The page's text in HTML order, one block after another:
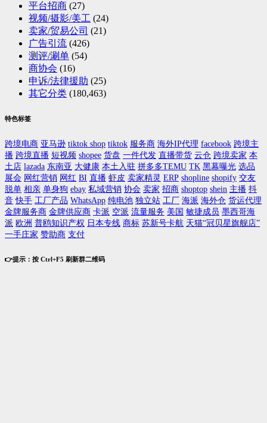
平台招商 (27)
视频/摄影/美工 (24)
卖家/贸易公司 (21)
广告引流 (426)
测评/涮单 (54)
商协会 (16)
申诉/法律援助 (25)
其它分类 (180,463)
特色标签
跨境电商 亚马逊 tiktok shop tiktok 服务商 海外IP代理 facebook 跨境主
播 跨境直播 短视频 shopee 货盘 一件代发 直播带货 云仓 跨境卖家 本
土店 lazada 东南亚 大健康 本土入驻 拼多多TEMU TK 黑幕曝光 选品
展会 网红营销 网红 BI 直播 虾皮 卖家精灵 ERP shopline shopify 交友
脱单 相亲 单身狗 ebay 私域营销 协会 卖家 招商 shoptop shein 主播 抖
音 快手 工厂产品 WhatsApp 纯电池 独立站 工厂 海派 海外仓 货运代理
金牌服务商 金牌供应商 卡派 空派 流量服务 美国 敏捷成员 墨西哥海
派 欧洲 普鸥知识产权 日本专线 商标 苏新号卡航 天猫“冠贝星旗舰店”
一手庄家 赞助商 支付
👉提示：按 Ctrl+F5 刷新群二维码